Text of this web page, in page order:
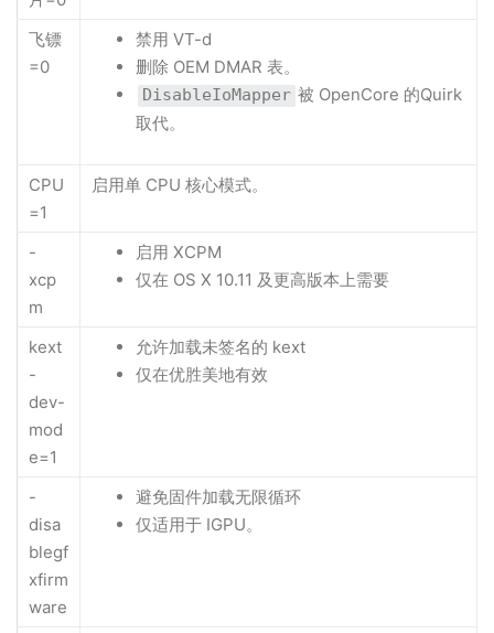
飞镖
=0
禁用 VT-d
删除 OEM DMAR 表。
DisableIoMapper 被 OpenCore 的Quirk
取代。
CPU
=1
启用单 CPU 核心模式。
-
xcp
m
启用 XCPM
仅在 OS X 10.11 及更高版本上需要
kext
-
dev-
mod
e=1
允许加载未签名的 kext
仅在优胜美地有效
-
disa
blegf
xfirm
ware
避免固件加载无限循环
仅适用于 IGPU。